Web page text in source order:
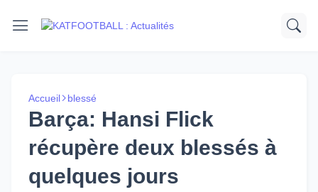
Accueil blessé
Barça: Hansi Flick
récupère deux blessés à
quelques jours